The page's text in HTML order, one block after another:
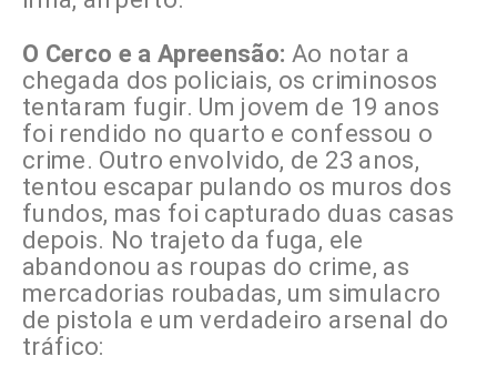
O Cerco e a Apreensão: Ao notar a
chegada dos policiais, os criminosos
tentaram fugir. Um jovem de 19 anos
foi rendido no quarto e confessou o
crime. Outro envolvido, de 23 anos,
tentou escapar pulando os muros dos
fundos, mas foi capturado duas casas
depois. No trajeto da fuga, ele
abandonou as roupas do crime, as
mercadorias roubadas, um simulacro
de pistola e um verdadeiro arsenal do
tráfico: